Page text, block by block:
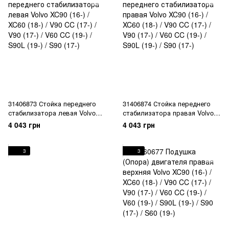
31406873 Стойка переднего
стабилизатора левая Volvo
XC90 (16-) / XC60 (18-) / V90 CC
(17-) / V90 (17-) / V60 CC (19-) /
4 043 грн
31406874 Стойка переднего
стабилизатора правая Volvo
XC90 (16-) / XC60 (18-) / V90 CC
(17-) / V90 (17-) / V60 CC (19-) /
4 043 грн
3 3